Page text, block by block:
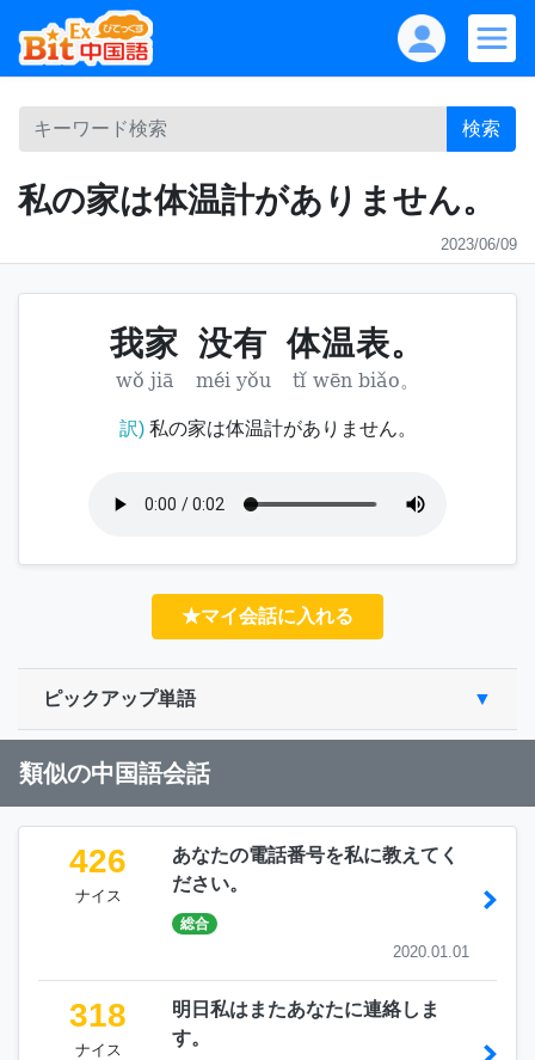
検索
私の家は体温計がありません。
2023/06/09
我家 没有 体温表。
wǒ jiā méi yǒu tǐ wēn biǎo。
訳)私の家は体温計がありません。
★マイ会話に入れる
ピックアップ単語
類似の中国語会話
426
ナイス
あなたの電話番号を私に教えてく
ださい。
総合
2020.01.01
318
ナイス
明日私はまたあなたに連絡しま
す。